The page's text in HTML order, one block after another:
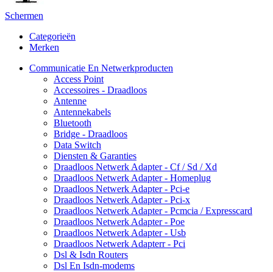
Schermen
Categorieën
Merken
Communicatie En Netwerkproducten
Access Point
Accessoires - Draadloos
Antenne
Antennekabels
Bluetooth
Bridge - Draadloos
Data Switch
Diensten & Garanties
Draadloos Netwerk Adapter - Cf / Sd / Xd
Draadloos Netwerk Adapter - Homeplug
Draadloos Netwerk Adapter - Pci-e
Draadloos Netwerk Adapter - Pci-x
Draadloos Netwerk Adapter - Pcmcia / Expresscard
Draadloos Netwerk Adapter - Poe
Draadloos Netwerk Adapter - Usb
Draadloos Netwerk Adapterr - Pci
Dsl & Isdn Routers
Dsl En Isdn-modems